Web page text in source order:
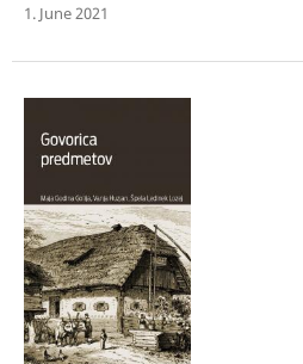
1. June 2021